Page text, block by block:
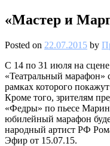
«Мастер и
Posted on 22.07.2015 by
С 14 по 31 июля на
«Театральный марафон»
рамках которого
Кроме того, зрителям
«Федры» по пьесе
юбилейный марафон
народный артист РФ
Эфир от 15.07.15.